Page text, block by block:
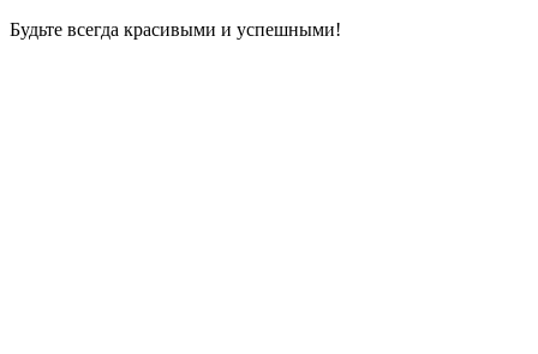
Будьте всегда красивыми и успешными!